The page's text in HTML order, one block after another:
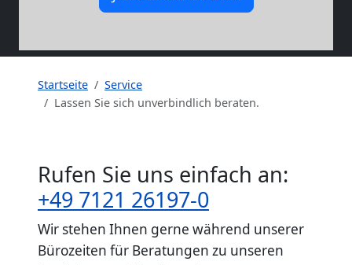
Startseite
Service
Lassen Sie sich unverbindlich beraten.
Rufen Sie uns einfach an:
+49 7121 26197-0
Wir stehen Ihnen gerne während unserer
Bürozeiten für Beratungen zu unseren